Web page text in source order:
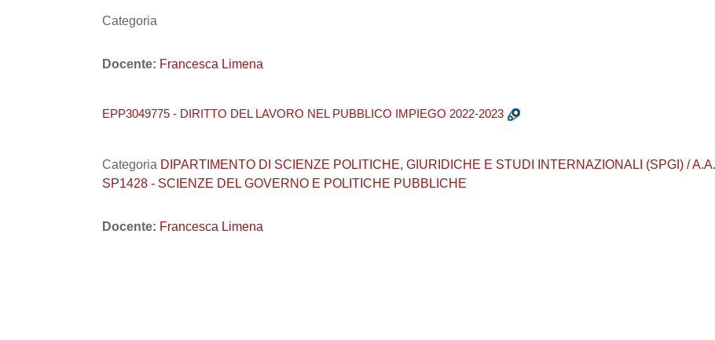
Categoria
Docente: Francesca Limena
EPP3049775 - DIRITTO DEL LAVORO NEL PUBBLICO IMPIEGO 2022-2023
Categoria DIPARTIMENTO DI SCIENZE POLITICHE, GIURIDICHE E STUDI INTERNAZIONALI (SPGI) /
SP1428 - SCIENZE DEL GOVERNO E POLITICHE PUBBLICHE
Docente: Francesca Limena